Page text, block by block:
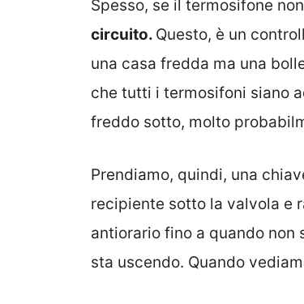
Spesso, se il termosifone
circuito. Questo, è un
una casa fredda ma una
che tutti i termosifoni siano
freddo sotto, molto
Prendiamo, quindi, una
recipiente sotto la valvola e
antiorario fino a quando non
sta uscendo. Quando